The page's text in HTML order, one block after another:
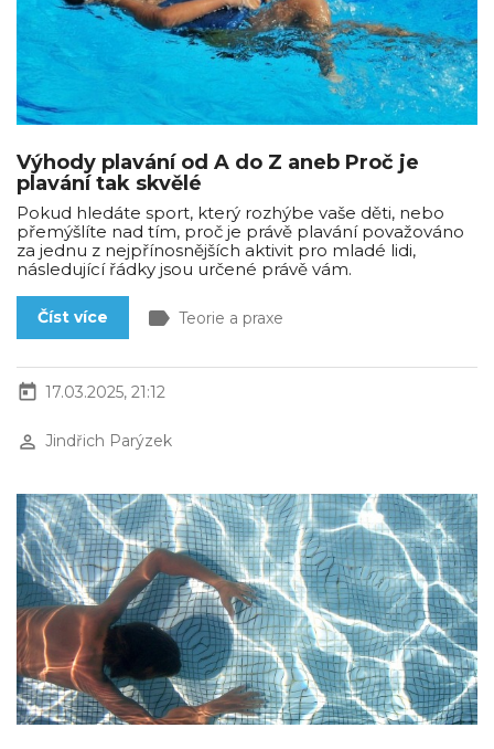
Výhody plavání od A do Z aneb Proč je
plavání tak skvělé
Pokud hledáte sport, který rozhýbe vaše děti, nebo
přemýšlíte nad tím, proč je právě plavání považováno
za jednu z nejpřínosnějších aktivit pro mladé lidi,
následující řádky jsou určené právě vám.
Číst více label Teorie a praxe
today 17.03.2025, 21:12
perm_identity Jindřich Parýzek